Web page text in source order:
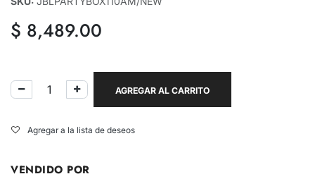
$ 8,489.00
AGREGAR AL CARRITO
Agregar a la lista de deseos
VENDIDO POR